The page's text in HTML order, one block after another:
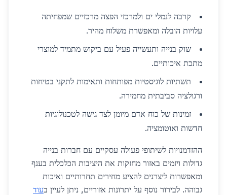
קרבה לנמלי ים ולמרכזי הפצה מרכזיים שמפחיתה
עלויות הובלה ומאפשרת משלוח מהיר.
שוק בנייה ותעשייה פעיל עם ביקוש מתמיד למוצרי
מתכת איכותיים.
תשתיות לוגיסטיות מפותחות ותאימות לתקני בטיחות
ורגולציה סביבתית מחמירה.
זמינות של כוח אדם מיומן לצד גישה לטכנולוגיות
חדשות ואוטומציה.
ההזדמנויות לשיתופי פעולה עסקיים עם חברות בנייה
גדולות ויזמים באזור מחזקות את היציבות הכלכלית בענף
ומאפשרות ליצרנים להציע מחירים תחרותיים ואיכות
גבוהה. לבירור נוסף על יתרונות אזוריים, ניתן לעיין בעוד